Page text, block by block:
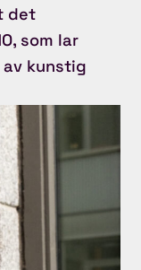
det
som lar
kunstig